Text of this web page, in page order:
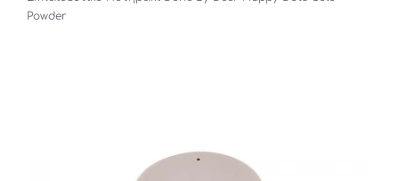
Powder